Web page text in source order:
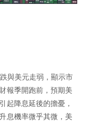
與美元走弱，顯示市
報季開跑前，預期美
起降息延後的擔憂，
息機率微乎其微，美